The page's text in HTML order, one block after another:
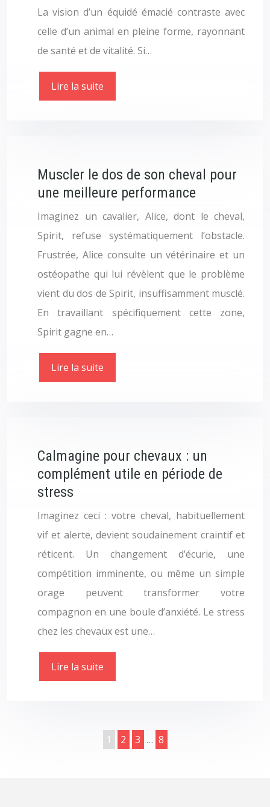
La vision d’un équidé émacié contraste avec
celle d’un animal en pleine forme, rayonnant
de santé et de vitalité. Si…
Lire la suite
Muscler le dos de son cheval pour
une meilleure performance
Imaginez un cavalier, Alice, dont le cheval,
Spirit, refuse systématiquement l’obstacle.
Frustrée, Alice consulte un vétérinaire et un
ostéopathe qui lui révèlent que le problème
vient du dos de Spirit, insuffisamment musclé.
En travaillant spécifiquement cette zone,
Spirit gagne en…
Lire la suite
Calmagine pour chevaux : un
complément utile en période de
stress
Imaginez ceci : votre cheval, habituellement
vif et alerte, devient soudainement craintif et
réticent. Un changement d’écurie, une
compétition imminente, ou même un simple
orage peuvent transformer votre
compagnon en une boule d’anxiété. Le stress
chez les chevaux est une…
Lire la suite
1 2 3 … 8